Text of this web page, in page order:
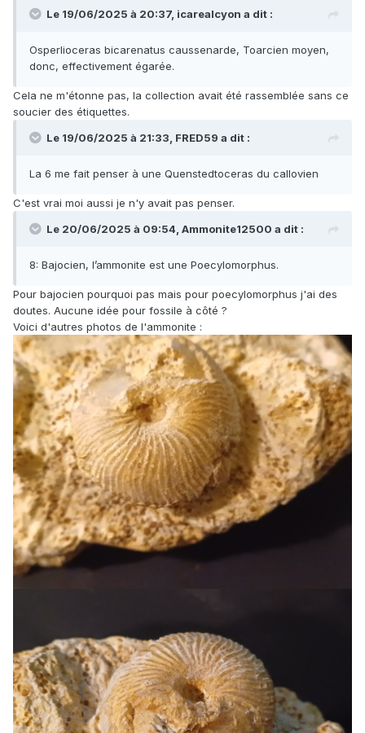
Le 19/06/2025 à 20:37, icarealcyon a dit :
Osperlioceras bicarenatus caussenarde, Toarcien moyen,
donc, effectivement égarée.
Cela ne m'étonne pas, la collection avait été rassemblée sans ce
soucier des étiquettes.
Le 19/06/2025 à 21:33, FRED59 a dit :
La 6 me fait penser à une Quenstedtoceras du callovien
C'est vrai moi aussi je n'y avait pas penser.
Le 20/06/2025 à 09:54, Ammonite12500 a dit :
8: Bajocien, l’ammonite est une Poecylomorphus.
Pour bajocien pourquoi pas mais pour poecylomorphus j'ai des
doutes. Aucune idée pour fossile à côté ?
Voici d'autres photos de l'ammonite :